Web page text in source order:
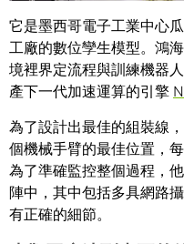
它是墨西哥電子工業中心
工廠的數位孿生模型。鴻
境裡界定流程與訓練機器
產下一代加速運算的引擎
為了設計出最佳的組裝線
個機械手臂的最佳位置，
為了準確監控整個過程，
陣中，其中包括多具網路
有正確的細節。